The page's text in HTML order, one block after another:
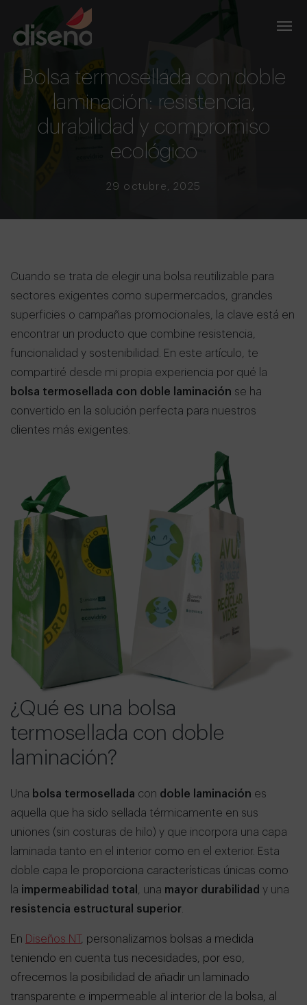
Bolsa termosellada con doble
laminación: resistencia,
durabilidad y compromiso
ecológico
29 octubre, 2025
Cuando se trata de elegir una bolsa reutilizable para
sectores exigentes como supermercados, grandes
superficies o campañas promocionales, la clave está en
encontrar un producto que combine resistencia,
funcionalidad y sostenibilidad. En este artículo, te
compartiré desde mi propia experiencia por qué la
bolsa termosellada con doble laminación se ha
convertido en la solución perfecta para nuestros
clientes más exigentes.
¿Qué es una bolsa
termosellada con doble
laminación?
Una bolsa termosellada con doble laminación es
aquella que ha sido sellada térmicamente en sus
uniones (sin costuras de hilo) y que incorpora una capa
laminada tanto en el interior como en el exterior. Esta
doble capa le proporciona características únicas como
la impermeabilidad total , una mayor durabilidad y una
resistencia estructural superior
En Diseños NT
, personalizamos bolsas a medida
teniendo en cuenta tus necesidades, por eso,
ofrecemos la posibilidad de añadir un laminado
transparente e impermeable al interior de la bolsa, al